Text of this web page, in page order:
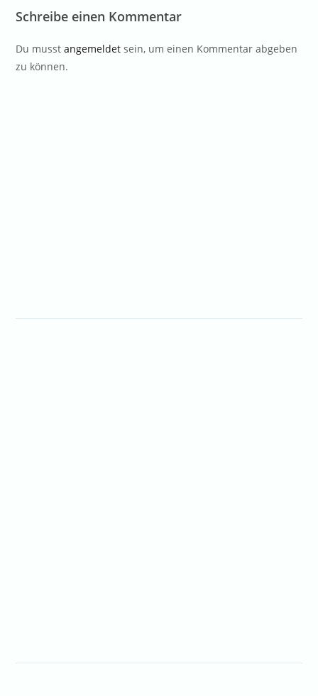
Schreibe einen Kommentar
Du musstangemeldet sein, um einen Kommentar abgeben
zu können.